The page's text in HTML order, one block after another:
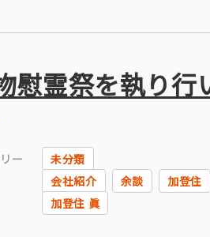
慰霊祭を執り行
ー
未分類
会社紹介 余談
加登住
加登住 眞